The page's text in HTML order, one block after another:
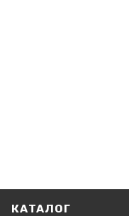
КАТАЛОГ